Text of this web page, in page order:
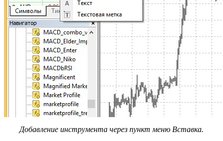
Добавление инструмента через пункт меню Вставка.